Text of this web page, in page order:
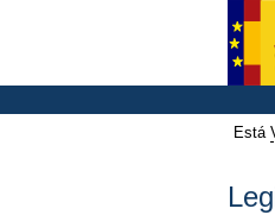
Está